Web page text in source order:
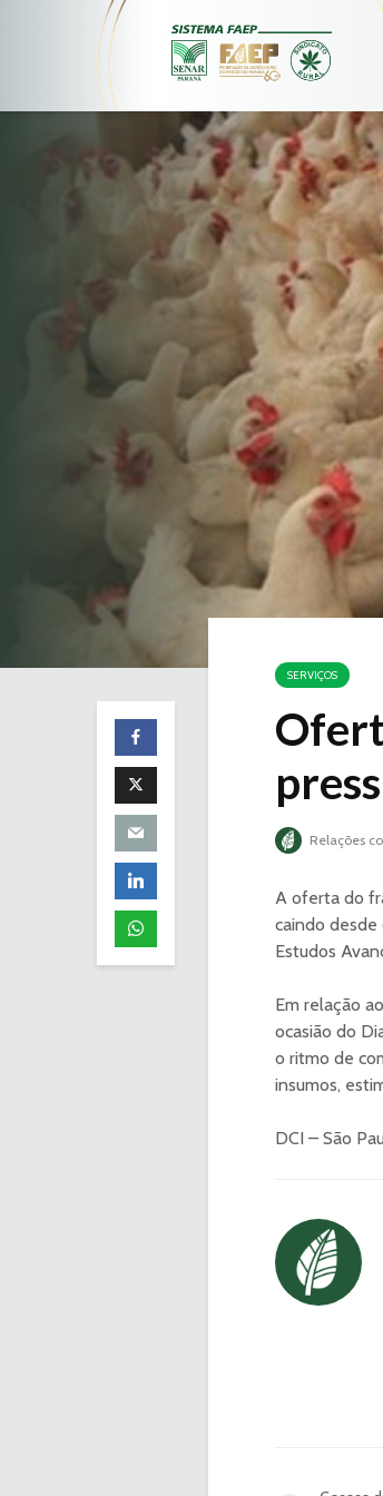
SERVIÇOS
Relações
A oferta do
caindo desde
Estudos
Em relação
ocasião do
o ritmo de
insumos,
DCI – São